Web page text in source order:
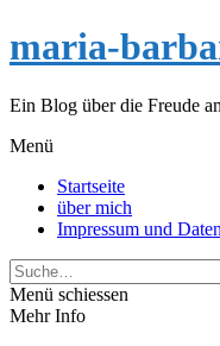
maria-
Ein Blog über die Freude
Menü
Startseite
über mich
Impressum und
Suche
Menü schiessen
Mehr Info